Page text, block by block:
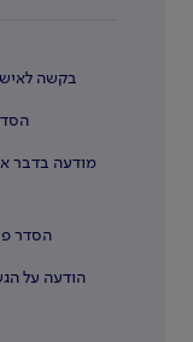
בקשה לאישור
הסדר
מודעה בדבר
הסדר
הודעה על